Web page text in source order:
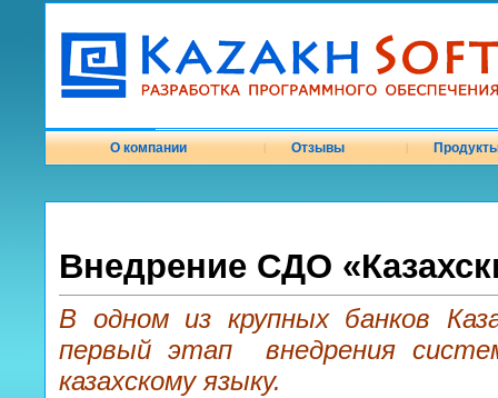
О компании Отзывы
Внедрение СДО
В одном из крупных банков
первый этап внедрения
казахскому языку.